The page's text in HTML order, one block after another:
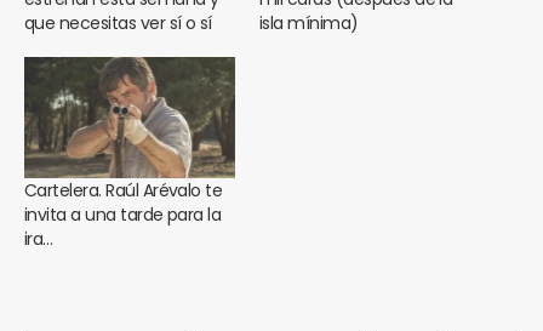
que necesitas ver sí o sí
isla mínima)
Cartelera. Raúl Arévalo te
invita a una tarde para la
ira…